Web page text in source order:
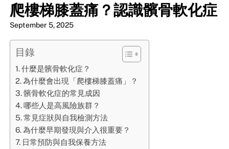
爬樓梯膝蓋痛？認識髕骨軟化症
September 5, 2025
目錄
什麼是髕骨軟化症？
為什麼會出現「爬樓梯膝蓋痛」？
髕骨軟化症的常見成因
哪些人是高風險族群？
常見症狀與自我檢測方法
為什麼早期發現與介入很重要？
日常預防與自我保養方法